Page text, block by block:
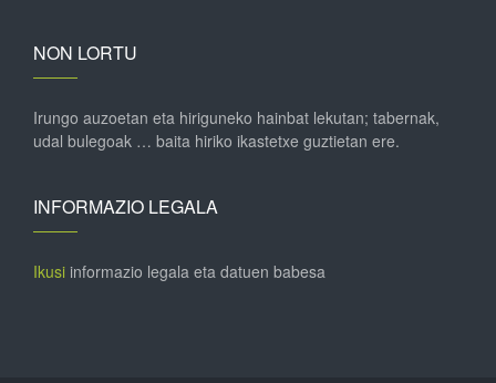
NON LORTU
Irungo auzoetan eta hiriguneko hainbat lekutan; tabernak,
udal bulegoak … baita hiriko ikastetxe guztietan ere.
INFORMAZIO LEGALA
Ikusi informazio legala eta datuen babesa